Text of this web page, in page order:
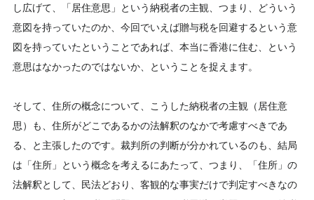
し広げて、「居住意思」という納税者の主観、つまり、どういう
意図を持っていたのか、今回でいえば贈与税を回避するという意
図を持っていたということであれば、本当に香港に住む、という
意思はなかったのではないか、ということを捉えます。
そして、住所の概念について、こうした納税者の主観（居住意
思）も、住所がどこであるかの法解釈のなかで考慮すべきであ
る、と主張したのです。裁判所の判断が分かれているのも、結局
は「住所」という概念を考えるにあたって、つまり、「住所」の
法解釈として、民法どおり、客観的な事実だけで判定すべきなの